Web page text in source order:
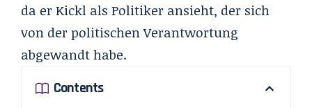
da er Kickl als Politiker ansieht, der sich
von der politischen Verantwortung
abgewandt habe.
Contents